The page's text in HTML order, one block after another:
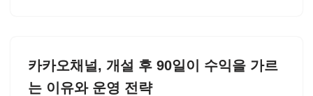
카카오채널, 개설 후 90일이 수익을 가르
는 이유와 운영 전략